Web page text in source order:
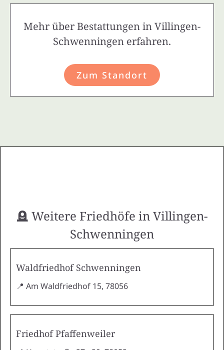
Mehr über Bestattungen in Villingen-
Schwenningen erfahren.
Zum Standort
🪦 Weitere Friedhöfe in Villingen-
Schwenningen
Waldfriedhof Schwenningen
📍 Am Waldfriedhof 15, 78056
Friedhof Pfaffenweiler